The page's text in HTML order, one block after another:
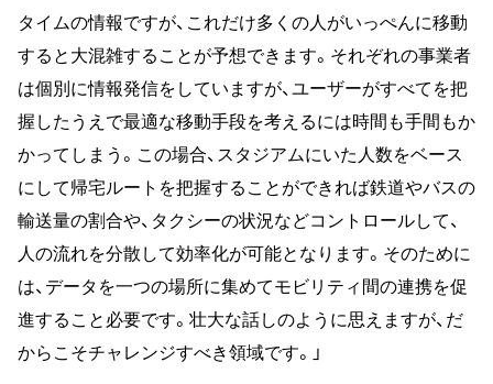
タイムの情報ですが、これだけ多くの人がいっぺんに移動
すると大混雑することが予想できます。それぞれの事業者
は個別に情報発信をしていますが、ユーザーがすべてを把
握したうえで最適な移動手段を考えるには時間も手間もか
かってしまう。この場合、スタジアムにいた人数をベース
にして帰宅ルートを把握することができれば鉄道やバスの
輸送量の割合や、タクシーの状況などコントロールして、
人の流れを分散して効率化が可能となります。そのために
は、データを一つの場所に集めてモビリティ間の連携を促
進すること必要です。壮大な話しのように思えますが、だ
からこそチャレンジすべき領域です。」